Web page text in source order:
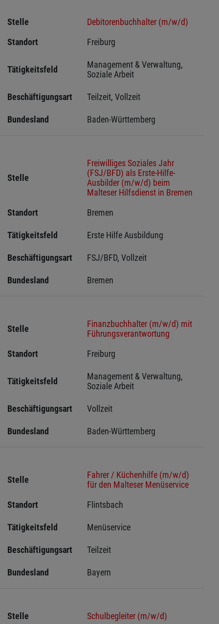
Stelle
Debitorenbuchhalter (m/w/d)
Standort
Freiburg
Tätigkeitsfeld
Management & Verwaltung,
Soziale Arbeit
Beschäftigungsart Teilzeit, Vollzeit
Bundesland Baden-Württemberg
Stelle
Freiwilliges Soziales Jahr
(FSJ/BFD) als Erste-Hilfe-
Ausbilder (m/w/d) beim
Malteser Hilfsdienst in Bremen
Standort
Bremen
Tätigkeitsfeld Erste Hilfe Ausbildung
Beschäftigungsart FSJ/BFD, Vollzeit
Bundesland Bremen
Stelle
Finanzbuchhalter (m/w/d) mit
Führungsverantwortung
Standort
Freiburg
Tätigkeitsfeld
Management & Verwaltung,
Soziale Arbeit
Beschäftigungsart Vollzeit
Bundesland Baden-Württemberg
Stelle
Fahrer / Küchenhilfe (m/w/d)
für den Malteser Menüservice
Standort
Flintsbach
Tätigkeitsfeld Menüservice
Beschäftigungsart Teilzeit
Bundesland Bayern
Stelle
Schulbegleiter (m/w/d)